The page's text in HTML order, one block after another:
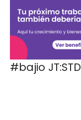
#bajio JT:STD